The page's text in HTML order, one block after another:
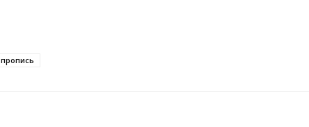
пропись